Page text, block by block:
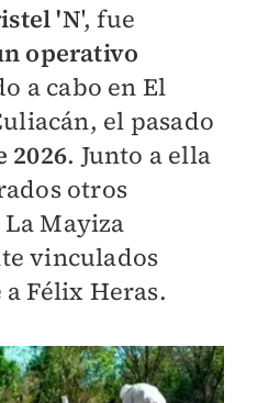
'N', fue
operativo
a cabo en El
el pasado
2026. Junto a ella
otros
Mayiza
vinculados
Félix Heras.